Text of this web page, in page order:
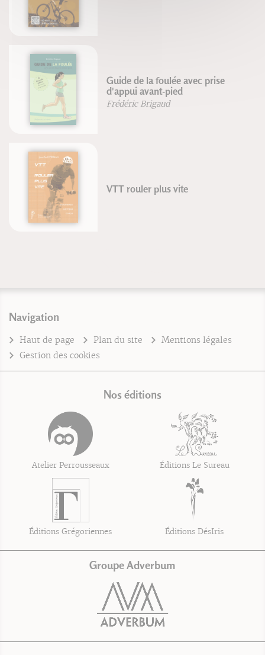
Guide de la foulée avec prise
d'appui avant-pied
Frédéric Brigaud
VTT rouler plus vite
Navigation
Haut de page Plan du site
Mentions légales
Gestion des cookies
Nos éditions
Atelier Perrousseaux Éditions Le Sureau
Éditions Grégoriennes Éditions DésIris
Groupe Adverbum